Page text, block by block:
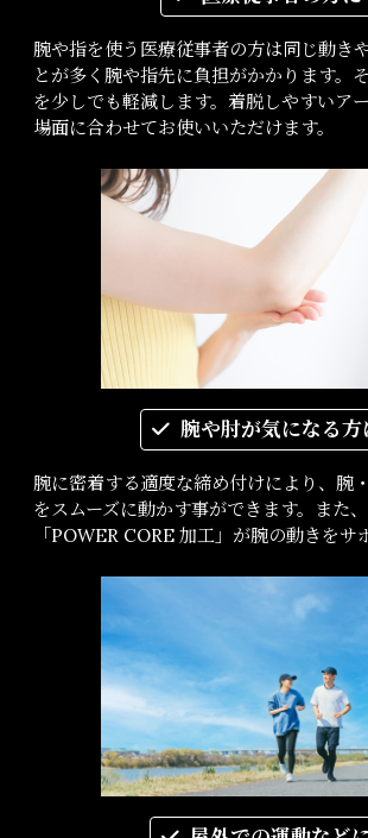
腕や指を使う医療従事者の方は同じ動き
とが多く腕や指先に負担がかかります。
を少しでも軽減します。着脱しやすいア
場面に合わせてお使いいただけます。
腕や肘が気になる方
腕に密着する適度な締め付けにより、腕
をスムーズに動かす事ができます。また
「POWER CORE 加工」が腕の動きをサ